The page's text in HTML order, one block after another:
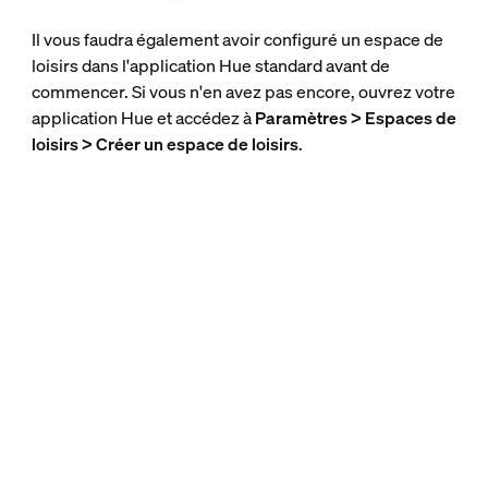
Il vous faudra également avoir configuré un espace de
loisirs dans l'application Hue standard avant de
commencer. Si vous n'en avez pas encore, ouvrez votre
application Hue et accédez àParamètres > Espaces de
loisirs > Créer un espace de loisirs.